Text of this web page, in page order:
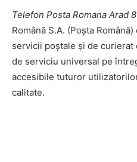
Telefon Posta Romana Arad 8
Română S.A. (Poșta
servicii poștale și de curierat
de serviciu universal pe
accesibile tuturor
calitate.